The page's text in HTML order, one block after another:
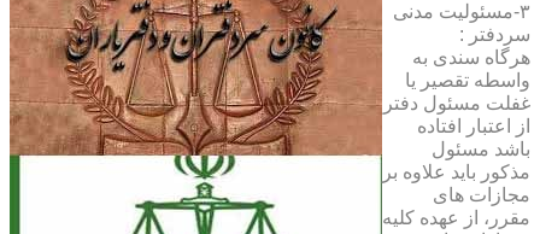
۳-مسئولیت مدنی
سردفتر :
هرگاه سندی به
واسطه تقصیر یا
غفلت مسئول دفتر
از اعتبار افتاده
باشد مسئول
مذکور باید علاوه بر
مجازات های
مقرر، از عهده کلیه